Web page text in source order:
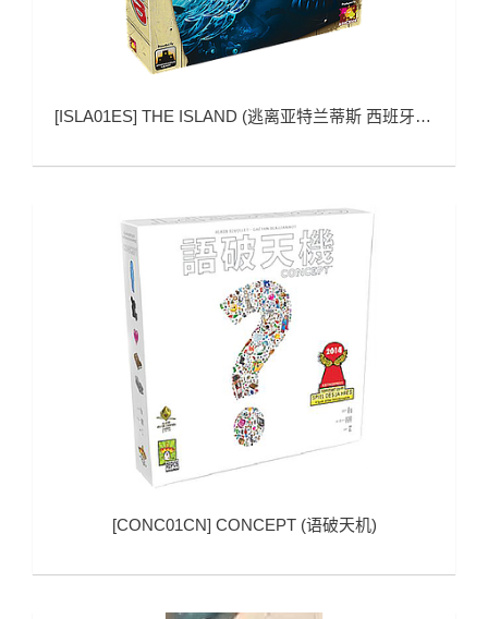
[ISLA01ES] THE ISLAND (逃离亚特兰蒂斯 西班牙语版)
[CONC01CN] CONCEPT (语破天机)